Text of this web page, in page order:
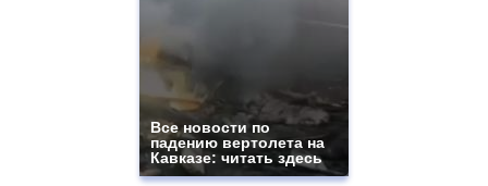
Все новости по
падению вертолета на
Кавказе: читать здесь